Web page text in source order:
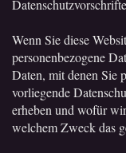
Wenn Sie diese
personenbezogene
Daten, mit denen Sie
vorliegende
erheben und wofür
welchem Zweck das